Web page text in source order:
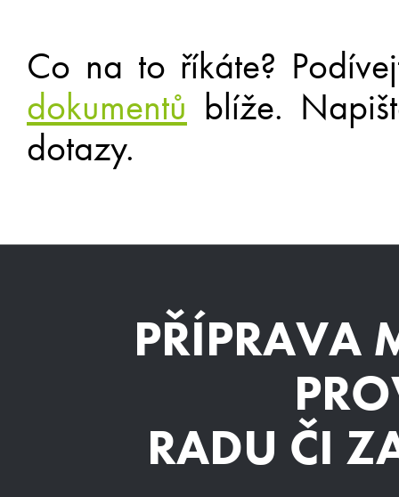
Co na to říkáte?
dokumentů blíže.
dotazy.
PŘÍPRAVA
RADU ČI